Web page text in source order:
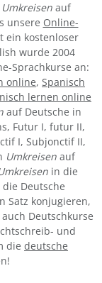
Umkreisen auf
unsere Online-
ein kostenloser
wurde 2004
Sprachkurse an:
online, Spanisch
lernen online
auf Deutsche in
Futur I, futur II,
I, Subjonctif II,
Umkreisenauf
in die
Deutsche
Satz konjugieren,
Deutschkurse
und
die deutsche